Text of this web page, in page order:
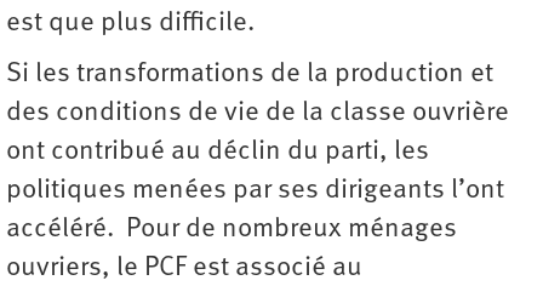
est que plus difficile.
Si les transformations de la production et
des conditions de vie de la classe ouvrière
ont contribué au déclin du parti, les
politiques menées par ses dirigeants l’ont
accéléré. Pour de nombreux ménages
ouvriers, le PCF est associé au